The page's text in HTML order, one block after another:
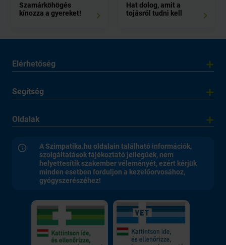
Szamárköhögés
kínozza a gyereket!
Hat dolog, amit a
tojásról tudni kell
Elérhetőség
Segítség
Oldalak
A Szimpatika.hu oldalain található információk,
szolgáltatások tájékoztató jellegűek, nem
helyettesítik szakember véleményét, ezért kérjük
minden esetben forduljon a kezelőorvosához,
gyógyszerészéhez!